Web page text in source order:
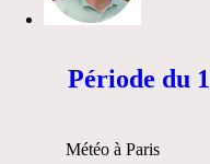
Période du
Météo à Paris